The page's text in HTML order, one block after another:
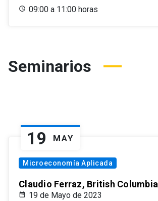
09:00 a 11:00 horas
Seminarios
19 MAY
Microeconomía Aplicada
Claudio Ferraz, British Columbia
19 de Mayo de 2023